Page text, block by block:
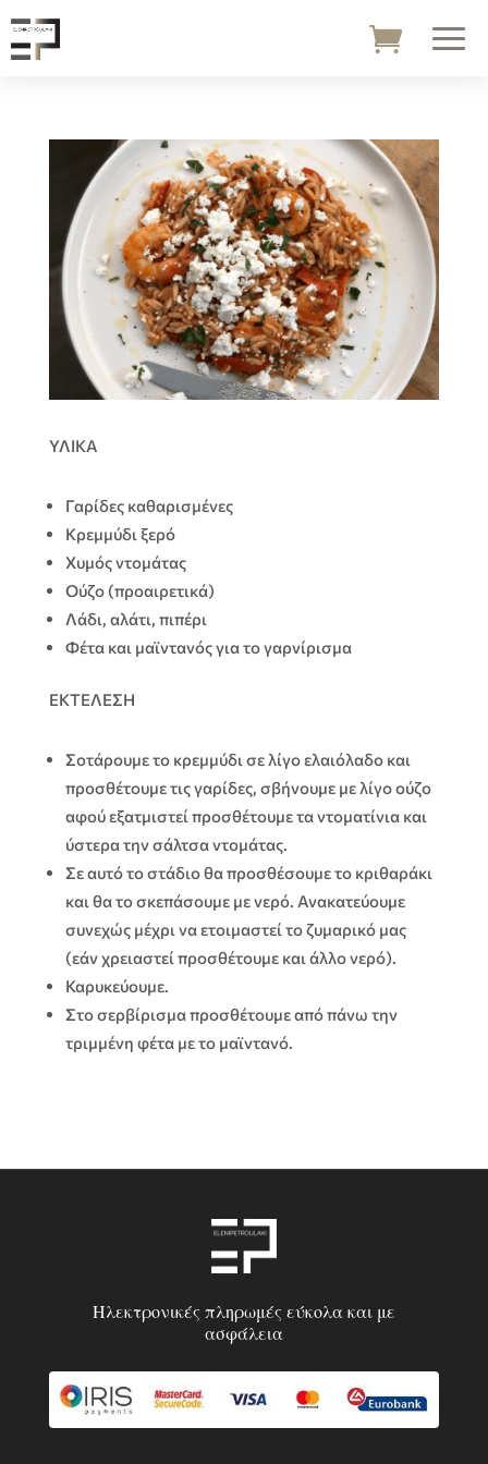
ΥΛΙΚΑ
Γαρίδες καθαρισμένες
Κρεμμύδι ξερό
Χυμός ντομάτας
Ούζο (προαιρετικά)
Λάδι, αλάτι, πιπέρι
Φέτα και μαϊντανός για το γαρνίρισμα
ΕΚΤΕΛΕΣΗ
Σοτάρουμε το κρεμμύδι σε λίγο ελαιόλαδο και
προσθέτουμε τις γαρίδες, σβήνουμε με λίγο ούζο
αφού εξατμιστεί προσθέτουμε τα ντοματίνια και
ύστερα την σάλτσα ντομάτας.
Σε αυτό το στάδιο θα προσθέσουμε το κριθαράκι
και θα το σκεπάσουμε με νερό. Ανακατεύουμε
συνεχώς μέχρι να ετοιμαστεί το ζυμαρικό μας
(εάν χρειαστεί προσθέτουμε και άλλο νερό).
Καρυκεύουμε.
Στο σερβίρισμα προσθέτουμε από πάνω την
τριμμένη φέτα με το μαϊντανό.
Ηλεκτρονικές πληρωμές εύκολα και με
ασφάλεια